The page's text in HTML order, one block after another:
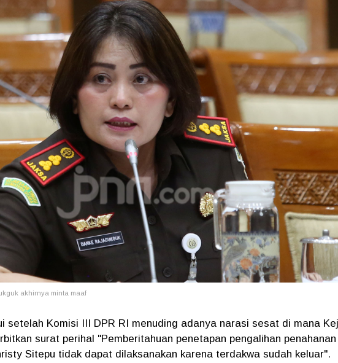
akhirnya minta maaf
setelah Komisi III DPR RI menuding adanya narasi sesat di mana
surat perihal "Pemberitahuan penetapan pengalihan penahanan
Sitepu tidak dapat dilaksanakan karena terdakwa sudah keluar".